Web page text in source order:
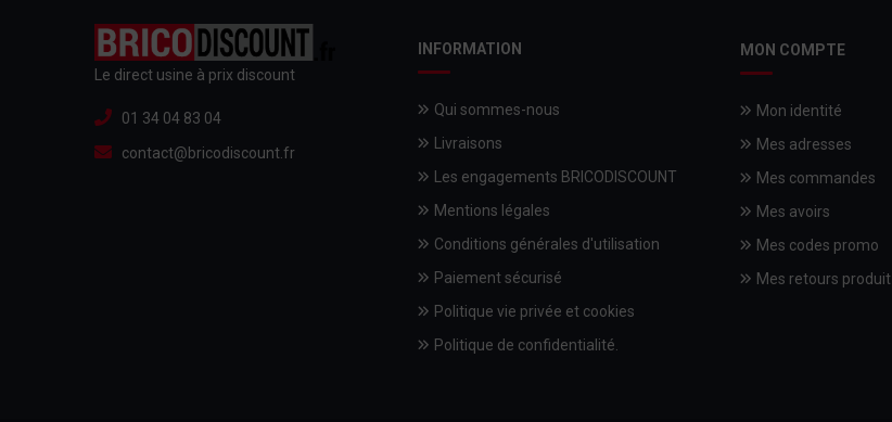
Le direct usine à prix discount
01 34 04 83 04
contact@bricodiscount.fr
INFORMATION
Qui sommes-nous
Livraisons
Les engagements BRICODISCOUNT
Mentions légales
Conditions générales d'utilisation
Paiement sécurisé
Politique vie privée et cookies
Politique de confidentialité.
MON COMPTE
Mon identité
Mes adresses
Mes commandes
Mes avoirs
Mes codes promo
Mes retours produit